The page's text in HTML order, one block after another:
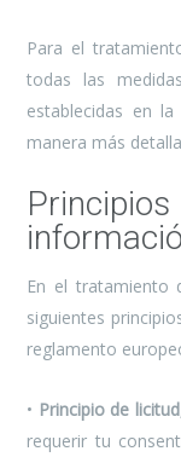
Para el
todas las
establecidas en
manera más
En el tratamiento
siguientes
reglamento
• Principio de
requerir tu